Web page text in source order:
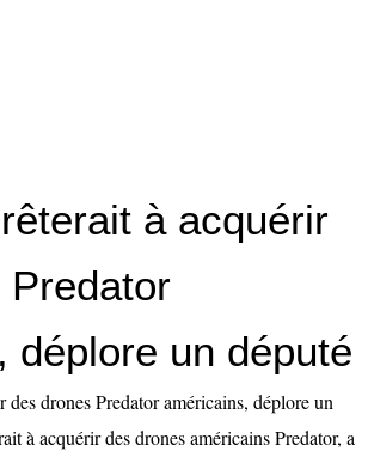
à acquérir
déplore un député
des drones Predator américains, déplore un
à acquérir des drones américains Predator, a